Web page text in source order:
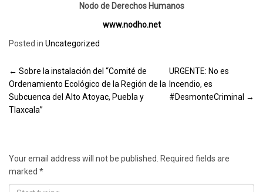
Nodo de Derechos Humanos
www.nodho.net
Posted in Uncategorized
Post
navigation
← Sobre la instalación del “Comité de
Ordenamiento Ecológico de la Región de la
Subcuenca del Alto Atoyac, Puebla y
Tlaxcala”
URGENTE: No es
Incendio, es
#DesmonteCriminal →
Your email address will not be published. Required fields are
marked *